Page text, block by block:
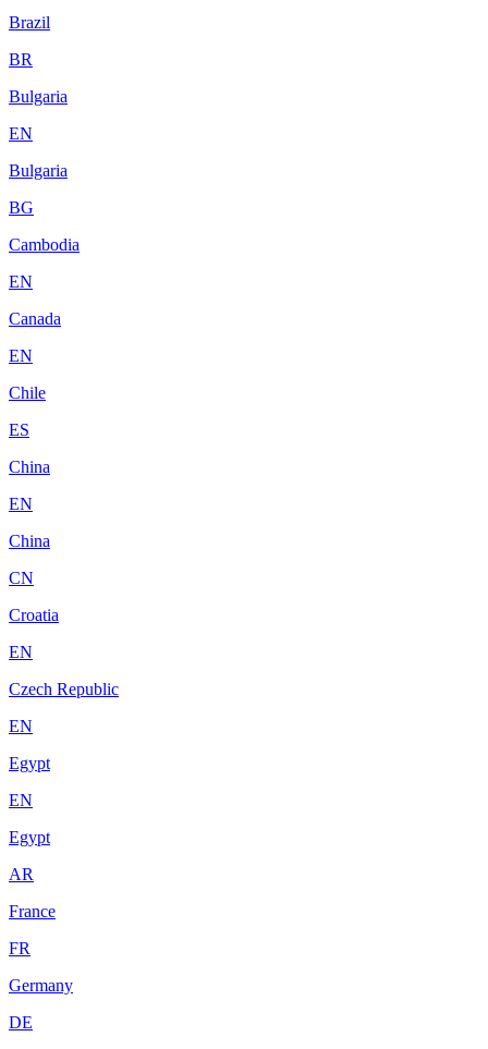
Brazil
BR
Bulgaria
EN
Bulgaria
BG
Cambodia
EN
Canada
EN
Chile
ES
China
EN
China
CN
Croatia
EN
Czech Republic
EN
Egypt
EN
Egypt
AR
France
FR
Germany
DE